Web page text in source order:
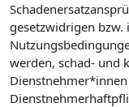
gesetzwidrigen bzw.
werden, schad- und